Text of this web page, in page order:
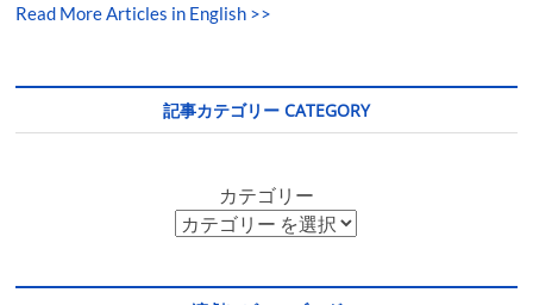
Read More Articles in English >>
記事カテゴリー CATEGORY
カテゴリー